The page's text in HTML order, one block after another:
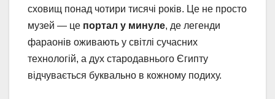
сховищ понад чотири тисячі років. Це не просто
музей — це портал у минуле, де легенди
фараонів оживають у світлі сучасних
технологій, а дух стародавнього Єгипту
відчувається буквально в кожному подиху.